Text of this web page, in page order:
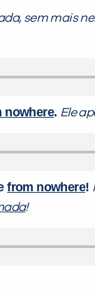
sem mais
nowhere. Ele
from nowhere!
!